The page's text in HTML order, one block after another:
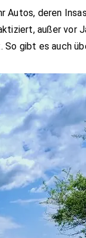
Autos, deren
außer vor
So gibt es auch